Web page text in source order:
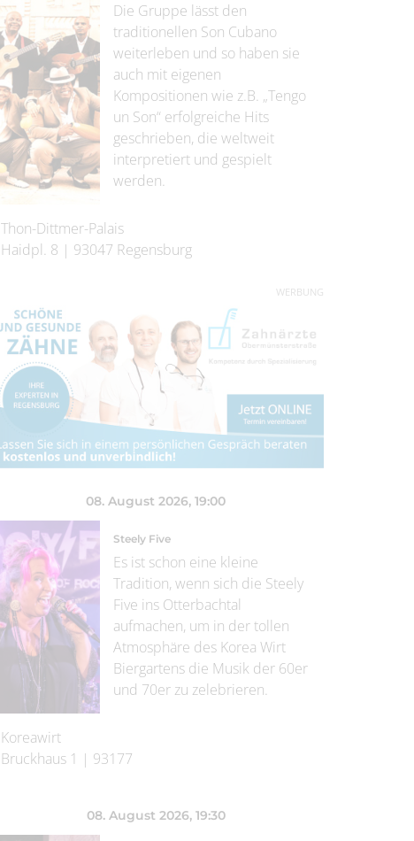
Die Gruppe lässt den
traditionellen Son Cubano
weiterleben und so haben sie
auch mit eigenen
Kompositionen wie z.B. „Tengo
un Son“ erfolgreiche Hits
geschrieben, die weltweit
interpretiert und gespielt
werden.
Thon-Dittmer-Palais
Haidpl. 8 | 93047 Regensburg
WERBUNG
08. August 2026, 19:00
Steely Five
Es ist schon eine kleine
Tradition, wenn sich die Steely
Five ins Otterbachtal
aufmachen, um in der tollen
Atmosphäre des Korea Wirt
Biergartens die Musik der 60er
und 70er zu zelebrieren.
Koreawirt
Bruckhaus 1 | 93177
08. August 2026, 19:30